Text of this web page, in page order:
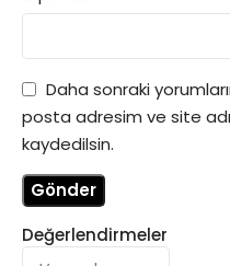
Değerlendirmeler
Daha sonraki
posta adresim ve site
kaydedilsin.